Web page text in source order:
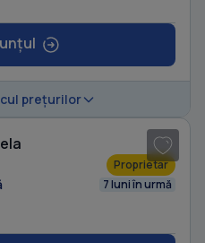
prețurilor
Proprietar
7 luni în urmă